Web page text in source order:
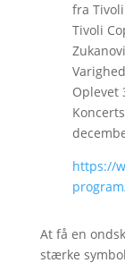
fra
Tivoli
Oplevet
https://
At få en
stærke